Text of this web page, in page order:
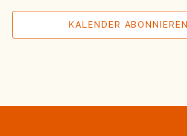
KALENDER ABONNIEREN